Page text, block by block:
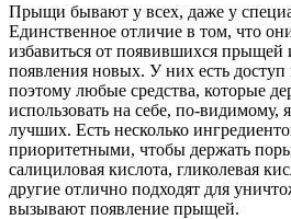
Прыщи бывают у всех, даже у
Единственное отличие в том, что
избавиться от появившихся прыщей
появления новых. У них есть
поэтому любые средства, которые
использовать на себе, по-видимому,
лучших. Есть несколько
приоритетными, чтобы держать
салициловая кислота, гликолевая
другие отлично подходят для
вызывают появление прыщей.